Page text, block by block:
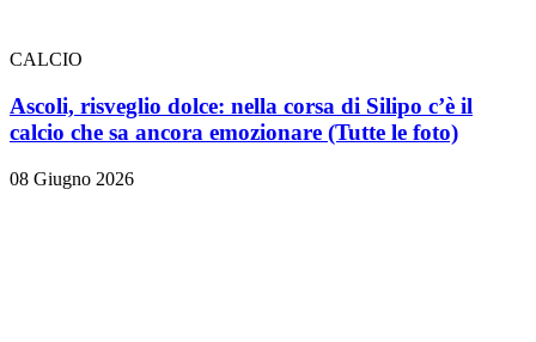
CALCIO
Ascoli, risveglio dolce: nella corsa di Silipo c’è il
calcio che sa ancora emozionare (Tutte le foto)
08 Giugno 2026